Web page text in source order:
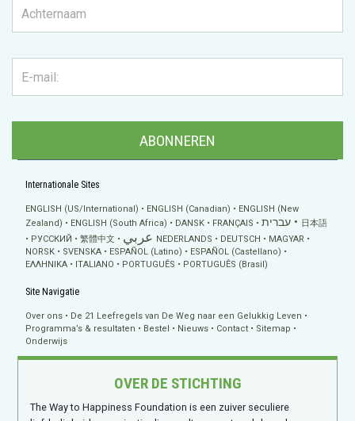
ABONNEREN
Internationale Sites
ENGLISH (US/International) ENGLISH (Canadian)
ENGLISH (New
Zealand)
ENGLISH (South Africa) DANSK FRANÇAIS עברית
日本語
РУССКИЙ
繁體中文 عربي NEDERLANDS DEUTSCH
MAGYAR
NORSK
SVENSKA ESPAÑOL (Latino)
ESPAÑOL (Castellano)
ΕΛΛΗΝΙΚA
ITALIANO PORTUGUÊS PORTUGUÊS (Brasil)
Site Navigatie
Over ons
De 21 Leefregels van De Weg naar een Gelukkig Leven
Programma’s & resultaten
Bestel Nieuws Contact
Sitemap
Onderwijs
OVER DE STICHTING
The Way to Happiness Foundation is een zuiver seculiere